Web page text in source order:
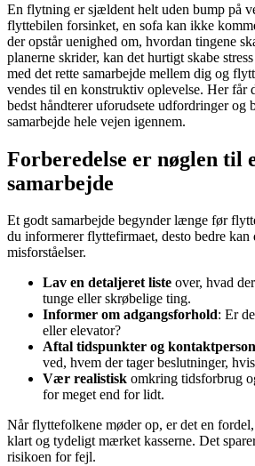
En flytning er sjældent helt uden bump på
flyttebilen forsinket, en sofa kan ikke
der opstår uenighed om, hvordan tingene
planerne skrider, kan det hurtigt skabe
med det rette samarbejde mellem dig og
vendes til en konstruktiv oplevelse. Her får
bedst håndterer uforudsete udfordringer og
samarbejde hele vejen igennem.
Forberedelse er nøglen til
samarbejde
Et godt samarbejde begynder længe før
du informerer flyttefirmaet, desto bedre
misforståelser.
Lav en detaljeret liste over, hvad
tunge eller skrøbelige ting.
Informer om adgangsforhold: Er
eller elevator?
Aftal tidspunkter og
ved, hvem der tager beslutninger,
Vær realistisk omkring tidsforbrug
for meget end for lidt.
Når flyttefolkene møder op, er det en
klart og tydeligt mærket kasserne. Det
risikoen for fejl.